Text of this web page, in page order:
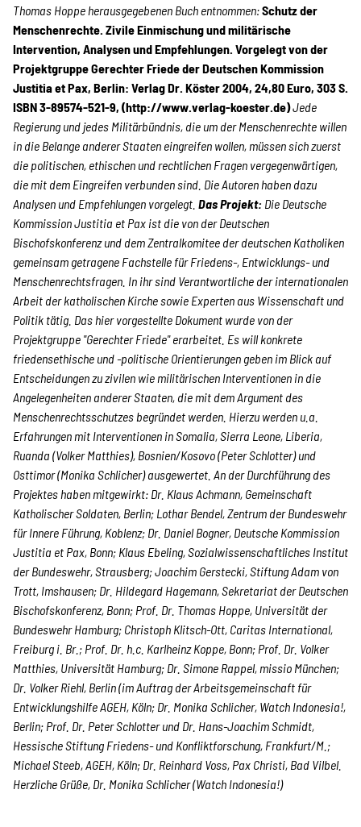
Transparenz
Kontakt
english
Indonesian
Suche
Thomas Hoppe herausgegebenen Buch entnommen:Schutz der
Menschenrechte. Zivile Einmischung und militärische
Intervention, Analysen und Empfehlungen. Vorgelegt von der
Projektgruppe Gerechter Friede der Deutschen Kommission
Justitia et Pax, Berlin: Verlag Dr. Köster 2004, 24,80 Euro, 303 S.
ISBN 3-89574-521-9, (http://www.verlag-koester.de)Jede
Regierung und jedes Militärbündnis, die um der Menschenrechte willen
in die Belange anderer Staaten eingreifen wollen, müssen sich zuerst
die politischen, ethischen und rechtlichen Fragen vergegenwärtigen,
die mit dem Eingreifen verbunden sind. Die Autoren haben dazu
Analysen und Empfehlungen vorgelegt. Das Projekt: Die Deutsche
Kommission Justitia et Pax ist die von der Deutschen
Bischofskonferenz und dem Zentralkomitee der deutschen Katholiken
gemeinsam getragene Fachstelle für Friedens-, Entwicklungs- und
Menschenrechtsfragen. In ihr sind Verantwortliche der internationalen
Arbeit der katholischen Kirche sowie Experten aus Wissenschaft und
Politik tätig. Das hier vorgestellte Dokument wurde von der
Projektgruppe "Gerechter Friede" erarbeitet. Es will konkrete
friedensethische und -politische Orientierungen geben im Blick auf
Entscheidungen zu zivilen wie militärischen Interventionen in die
Angelegenheiten anderer Staaten, die mit dem Argument des
Menschenrechtsschutzes begründet werden. Hierzu werden u.a.
Erfahrungen mit Interventionen in Somalia, Sierra Leone, Liberia,
Ruanda (Volker Matthies), Bosnien/Kosovo (Peter Schlotter) und
Osttimor (Monika Schlicher) ausgewertet. An der Durchführung des
Projektes haben mitgewirkt: Dr. Klaus Achmann, Gemeinschaft
Katholischer Soldaten, Berlin; Lothar Bendel, Zentrum der Bundeswehr
für Innere Führung, Koblenz; Dr. Daniel Bogner, Deutsche Kommission
Justitia et Pax, Bonn; Klaus Ebeling, Sozialwissenschaftliches Institut
der Bundeswehr, Strausberg; Joachim Gerstecki, Stiftung Adam von
Trott, Imshausen; Dr. Hildegard Hagemann, Sekretariat der Deutschen
Bischofskonferenz, Bonn; Prof. Dr. Thomas Hoppe, Universität der
Bundeswehr Hamburg; Christoph Klitsch-Ott, Caritas International,
Freiburg i. Br.; Prof. Dr. h.c. Karlheinz Koppe, Bonn; Prof. Dr. Volker
Matthies, Universität Hamburg; Dr. Simone Rappel, missio München;
Dr. Volker Riehl, Berlin (im Auftrag der Arbeitsgemeinschaft für
Entwicklungshilfe AGEH, Köln; Dr. Monika Schlicher, Watch Indonesia!,
Berlin; Prof. Dr. Peter Schlotter und Dr. Hans-Joachim Schmidt,
Hessische Stiftung Friedens- und Konfliktforschung, Frankfurt/M.;
Michael Steeb, AGEH, Köln; Dr. Reinhard Voss, Pax Christi, Bad Vilbel.
Herzliche Grüße, Dr. Monika Schlicher (Watch Indonesia!)